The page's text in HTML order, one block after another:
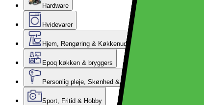
Hardware
Hvidevarer
Hjem, Rengøring & Køkkenudstyr
Epoq køkken & bryggers
Personlig pleje, Skønhed & Velvære
Sport, Fritid & Hobby